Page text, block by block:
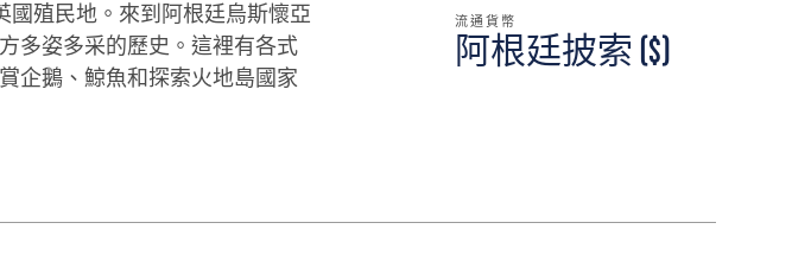
國殖民地。來到阿根廷烏斯懷亞
多姿多采的歷史。這裡有各式
企鵝、鯨魚和探索火地島國家
流通貨幣
阿根廷披索 ($)